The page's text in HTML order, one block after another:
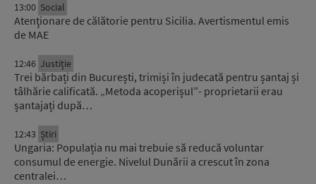
13:00 Social
Atenţionare de călătorie pentru Sicilia. Avertismentul emis
de MAE
12:46 Justiție
Trei bărbați din București, trimiși în judecată pentru șantaj și
tâlhărie calificată. „Metoda acoperișul”- proprietarii erau
șantajați după…
12:43 Știri
Ungaria: Populația nu mai trebuie să reducă voluntar
consumul de energie. Nivelul Dunării a crescut în zona
centralei…